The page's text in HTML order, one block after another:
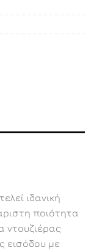
ιδανική
ποιότητα
ντουζιέρας
εισόδου με